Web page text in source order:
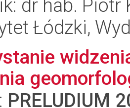
dr hab. Piotr
Łódzki,
PRELUDIUM